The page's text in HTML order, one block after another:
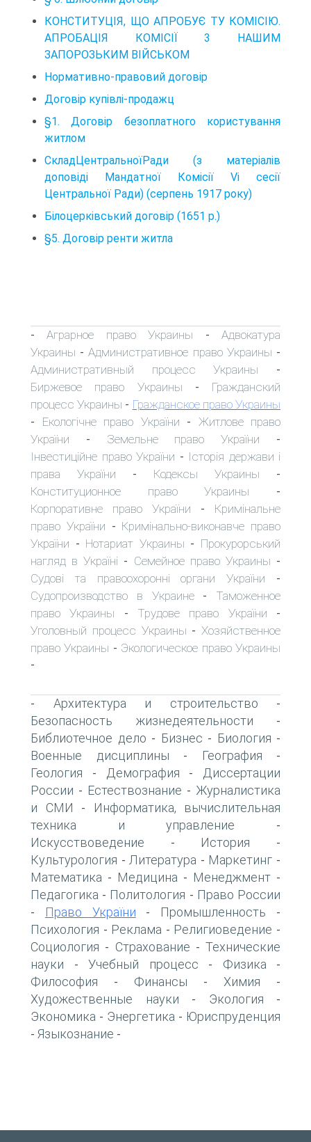
КОНСТИТУЦІЯ, ЩО АПРОБУЄ ТУ КОМІСІЮ.
АПРОБАЦІЯ КОМІСІЇ 3 НАШИМ
ЗАПОРОЗЬКИМ ВІЙСЬКОМ
Нормативно-правовий договір
Договір купівлі-продажц
§1. Договір безоплатного користування
житлом
СкладЦентральноїРади (з матеріалів
доповіді Мандатної Комісії Vi сесії
Центральної Ради) (серпень 1917 року)
Білоцерківський договір (1651 р.)
§5. Договір ренти житла
-Аграрное право Украины -Адвокатура
Украины -Административное право Украины -
Административный процесс Украины -
Биржевое право Украины - Гражданский
процесс Украины - Гражданское право Украины
- Екологічне право України - Житлове право
України - Земельне право України -
Інвестиційне право України - Історія держави і
права України - Кодексы Украины -
Конституционное право Украины -
Корпоративне право України - Кримінальне
право України - Кримінально-виконавче право
України - Нотариат Украины - Прокурорський
нагляд в Україні - Семейное право Украины -
Судові та правоохоронні органи України -
Судопроизводство в Украине- Таможенное
право Украины - Трудове право України -
Уголовный процесс Украины - Хозяйственное
право Украины - Экологическое право Украины
-
- Архитектура и строительство -
Безопасность жизнедеятельности -
Библиотечное дело - Бизнес - Биология -
Военные дисциплины - География -
Геология - Демография -
Диссертации
России - Естествознание - Журналистика
и СМИ -
Информатика, вычислительная
техника и управление -
Искусствоведение - История -
Культурология - Литература - Маркетинг -
Математика - Медицина - Менеджмент -
Педагогика - Политология - Право России
- Право України - Промышленность -
Психология - Реклама - Религиоведение -
Социология - Страхование - Технические
науки - Учебный процесс - Физика -
Философия - Финансы - Химия -
Художественные науки - Экология -
Экономика - Энергетика - Юриспруденция
- Языкознание -